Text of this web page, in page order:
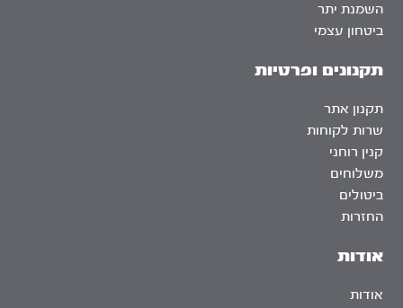
אודות
אודות
השמנת יתר
ביטחון עצמי
תקנונים ופרטיות
תקנון אתר
שרות לקוחות
קנין רוחני
משלוחים
ביטולים
החזרות